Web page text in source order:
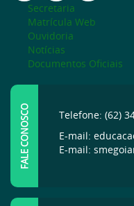
Secretaria
Matrícula Web
Ouvidoria
Notícias
Documentos Oficiais
FALE CONOSCO
Telefone: (62)
E-mail:
E-mail: